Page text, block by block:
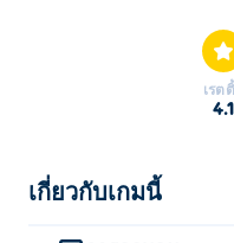
ในอุ้งเท้าเล็กๆ ของหนู
ในการผจญภัยอันน่าตื่น
ข้ามเฟอร์นิเจอร์ ปีนเข้า
ขณะที่คุณเดินผ่านบ้าน คุ
เรต
4.1
เกี่ยวกับเกมนี้